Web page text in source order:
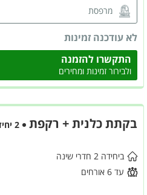
מרפסת
מזגן
פינת ישיבה
לא עודכנה זמינות
התקשרו להזמנה
ולבירור זמינות ומחירים
בקתת כלנית + רקפת 2 יחידות
ביחידה 2 חדרי שינה
עד 6 אורחים